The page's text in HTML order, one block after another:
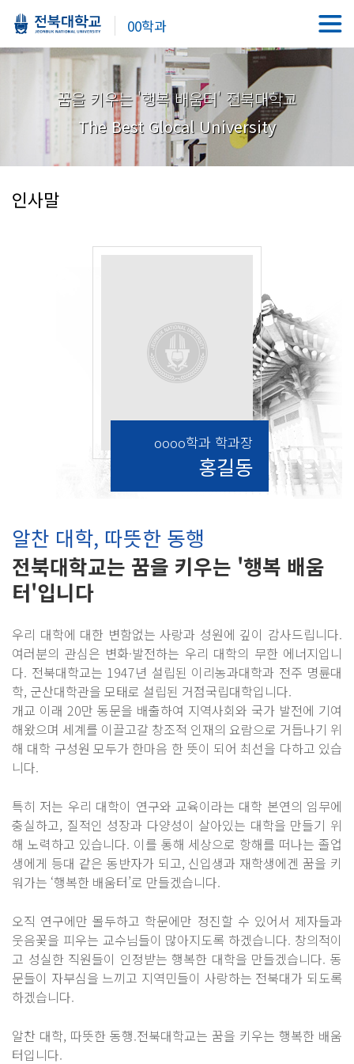
00학과
꿈을 키우는 '행복 배움터' 전북대학교
The Best Glocal University
인사말
oooo학과 학과장
홍길동
알찬 대학, 따뜻한 동행
전북대학교는 꿈을 키우는 '행복 배움
터'입니다
우리 대학에 대한 변함없는 사랑과 성원에 깊이 감사드립니다.
여러분의 관심은 변화·발전하는 우리 대학의 무한 에너지입니
다. 전북대학교는 1947년 설립된 이리농과대학과 전주 명륜대
학, 군산대학관을 모태로 설립된 거점국립대학입니다.
개교 이래 20만 동문을 배출하여 지역사회와 국가 발전에 기여
해왔으며 세계를 이끌고갈 창조적 인재의 요람으로 거듭나기 위
해 대학 구성원 모두가 한마음 한 뜻이 되어 최선을 다하고 있습
니다.
특히 저는 우리 대학이 연구와 교육이라는 대학 본연의 임무에
충실하고, 질적인 성장과 다양성이 살아있는 대학을 만들기 위
해 노력하고 있습니다. 이를 통해 세상으로 항해를 떠나는 졸업
생에게 등대 같은 동반자가 되고, 신입생과 재학생에겐 꿈을 키
워가는 ‘행복한 배움터’로 만들겠습니다.
오직 연구에만 몰두하고 학문에만 정진할 수 있어서 제자들과
웃음꽃을 피우는 교수님들이 많아지도록 하겠습니다. 창의적이
고 성실한 직원들이 인정받는 행복한 대학을 만들겠습니다. 동
문들이 자부심을 느끼고 지역민들이 사랑하는 전북대가 되도록
하겠습니다.
알찬 대학, 따뜻한 동행.전북대학교는 꿈을 키우는 행복한 배움
터입니다.